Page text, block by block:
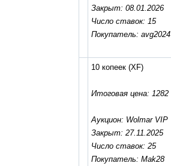
Закрыт: 08.01.2026
Число ставок: 15
Покупатель: avg2024
10 копеек(XF)
Итоговая цена: 1282
Аукцион: Wolmar VIP
Закрыт: 27.11.2025
Число ставок: 25
Покупатель: Mak28